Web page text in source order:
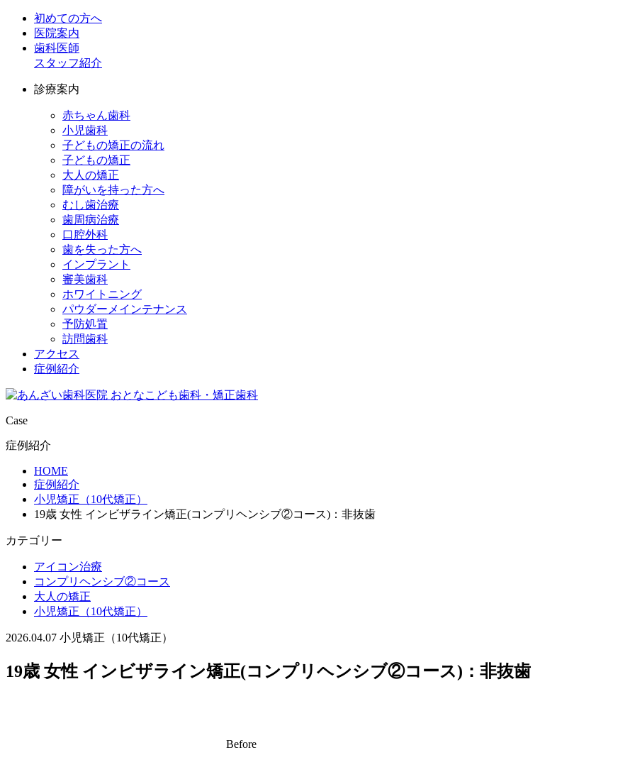
初めての方へ
医院案内
歯科医師
スタッフ紹介
診療案内
赤ちゃん歯科
小児歯科
子どもの矯正の流れ
子どもの矯正
大人の矯正
障がいを持った方へ
むし歯治療
歯周病治療
口腔外科
歯を失った方へ
インプラント
審美歯科
ホワイトニング
パウダーメインテナンス
予防処置
訪問歯科
アクセス
症例紹介
Case
症例紹介
HOME
症例紹介
小児矯正（10代矯正）
19歳 女性 インビザライン矯正(コンプリヘンシブ②コース)：非抜歯
カテゴリー
アイコン治療
コンプリヘンシブ②コース
大人の矯正
小児矯正（10代矯正）
2026.04.07 小児矯正（10代矯正）
19歳 女性 インビザライン矯正(コンプリヘンシブ②コース)：非抜歯
Before